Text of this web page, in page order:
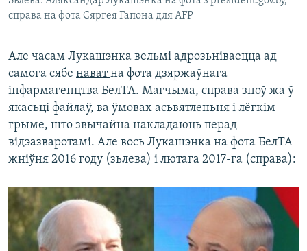
справа на фота Сяргея Гапона для AFP
Але часам Лукашэнка вельмі адрозьніваецца ад
самога сябе наватна фота дзяржаўнага
інфармагенцтва БелТА. Магчыма, справа зноў жа ў
якасьці файлаў, ва ўмовах асьвятленьня і лёгкім
грыме, што звычайна накладаюць перад
відэазваротамі. Але вось Лукашэнка на фота БелТА
жніўня 2016 году (зьлева) і лютага 2017-га (справа):